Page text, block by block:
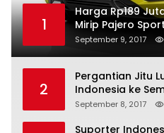
1
Harga Rp189
Mirip Pajero Sport
September 9, 2017
2
Pergantian Jitu
Indonesia ke
September 8, 2017
Suporter